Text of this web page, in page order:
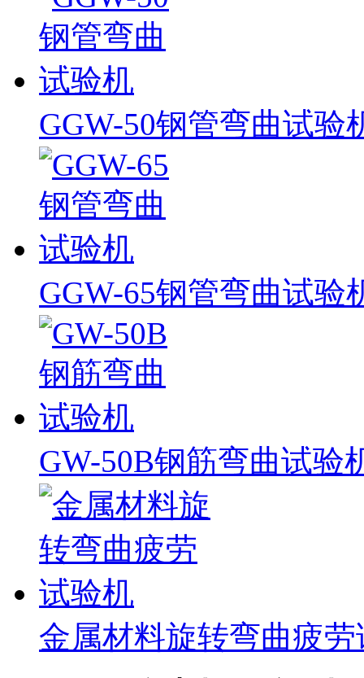
GGW-50钢管弯曲试验
GGW-65钢管弯曲试验
GW-50B钢筋弯曲试验
金属材料旋转弯曲疲